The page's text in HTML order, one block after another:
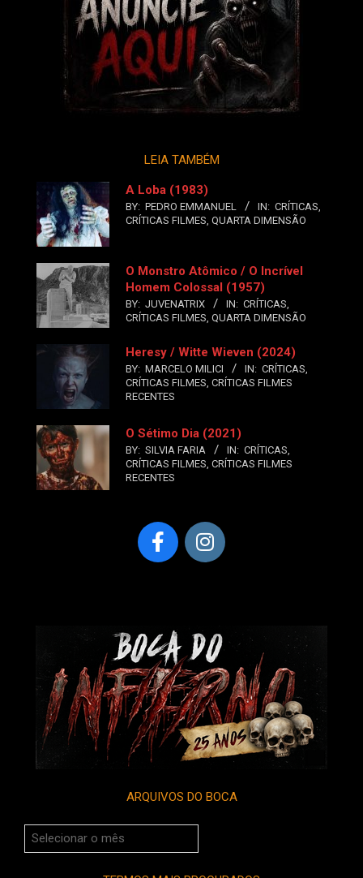
LEIA TAMBÉM
A Loba (1983)
BY: PEDRO EMMANUEL IN: CRÍTICAS
CRÍTICAS FILMES QUARTA DIMENSÃO
O Monstro Atômico / O Incrível
Homem Colossal (1957)
BY: JUVENATRIX IN: CRÍTICAS
CRÍTICAS FILMES QUARTA DIMENSÃO
Heresy / Witte Wieven (2024)
BY: MARCELO MILICI IN: CRÍTICAS
CRÍTICAS FILMES CRÍTICAS FILMES
RECENTES
O Sétimo Dia (2021)
BY: SILVIA FARIA IN: CRÍTICAS
CRÍTICAS FILMES CRÍTICAS FILMES
RECENTES
ARQUIVOS DO BOCA
Arquivos
do